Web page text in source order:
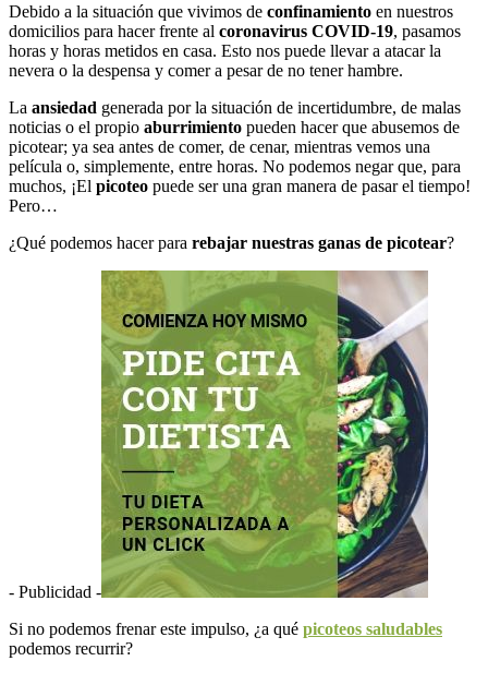
Debido a la situación que vivimos de confinamiento en nuestros
domicilios para hacer frente al coronavirus COVID-19, pasamos
horas y horas metidos en casa. Esto nos puede llevar a atacar la
nevera o la despensa y comer a pesar de no tener hambre.
La ansiedad generada por la situación de incertidumbre, de malas
noticias o el propio aburrimiento pueden hacer que abusemos de
picotear; ya sea antes de comer, de cenar, mientras vemos una
película o, simplemente, entre horas. No podemos negar que, para
muchos, ¡El picoteo puede ser una gran manera de pasar el tiempo!
Pero…
¿Qué podemos hacer para rebajar nuestras ganas de picotear?
- Publicidad -
Si no podemos frenar este impulso, ¿a qué picoteos saludables
podemos recurrir?